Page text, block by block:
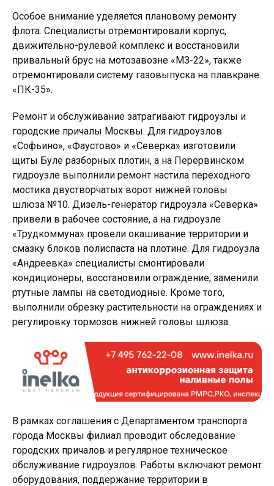
Особое внимание уделяется плановому ремонту
флота. Специалисты отремонтировали корпус,
движительно-рулевой комплекс и восстановили
привальный брус на мотозавозне «МЗ-22», также
отремонтировали систему газовыпуска на плавкране
«ПК-35».
Ремонт и обслуживание затрагивают гидроузлы и
городские причалы Москвы. Для гидроузлов
«Софьино», «Фаустово» и «Северка» изготовили
щиты Буле разборных плотин, а на Перервинском
гидроузле выполнили ремонт настила переходного
мостика двустворчатых ворот нижней головы
шлюза №10. Дизель-генератор гидроузла «Северка»
привели в рабочее состояние, а на гидроузле
«Трудкоммуна» провели окашивание территории и
смазку блоков полиспаста на плотине. Для гидроузла
«Андреевка» специалисты смонтировали
кондиционеры, восстановили ограждение, заменили
ртутные лампы на светодиодные. Кроме того,
выполнили обрезку растительности на ограждениях и
регулировку тормозов нижней головы шлюза.
В рамках соглашения с Департаментом транспорта
города Москвы филиал проводит обследование
городских причалов и регулярное техническое
обслуживание гидроузлов. Работы включают ремонт
оборудования, поддержание территории в